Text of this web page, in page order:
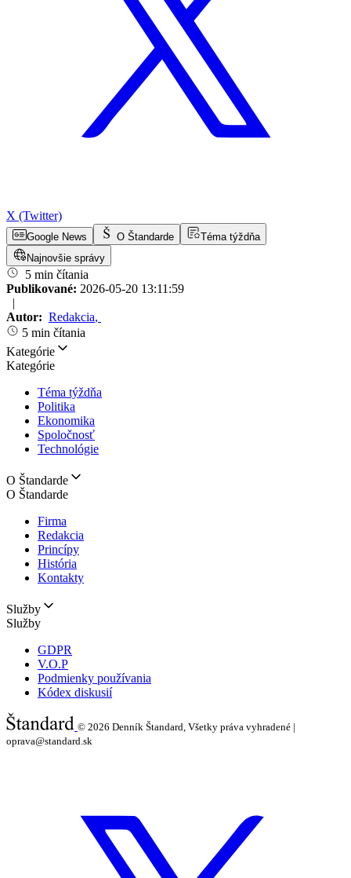
X (Twitter)
Google News O Štandarde
Téma týždňa
Najnovšie správy
5 min čítania
Publikované: 2026-05-20 13:11:59
|
Autor: Redakcia,
5 min čítania
Kategórie
Kategórie
Téma týždňa
Politika
Ekonomika
Spoločnosť
Technológie
O Štandarde
O Štandarde
Firma
Redakcia
Princípy
História
Kontakty
Služby
Služby
GDPR
V.O.P
Podmienky používania
Kódex diskusií
© 2026 Denník Štandard, Všetky práva vyhradené |
oprava@standard.sk